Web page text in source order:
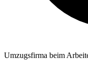
Umzugsfirma beim